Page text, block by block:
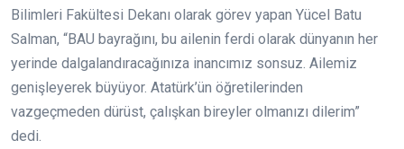
Bilimleri Fakültesi Dekanı olarak görev yapan Yücel Batu
Salman, “BAU bayrağını, bu ailenin ferdi olarak dünyanın her
yerinde dalgalandıracağınıza inancımız sonsuz. Ailemiz
genişleyerek büyüyor. Atatürk’ün öğretilerinden
vazgeçmeden dürüst, çalışkan bireyler olmanızı dilerim”
dedi.